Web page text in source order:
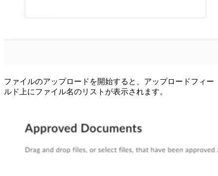
ファイルのアップロードを開始すると、アップロードフィー
ルド上にファイル名のリストが表示されます。